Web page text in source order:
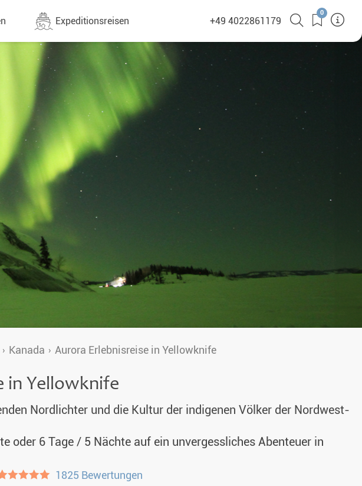
zu Hütte
Expeditionsreisen
Alle Expeditionen (380)
Expeditionensreisen
Antarktis Reisen
Arktis Reisen
Planung & Infos
+49 4022861179
0
Kanada Aurora Erlebnisreise in Yellowknife
in Yellowknife
Nordlichter und die Kultur der indigenen Völker der Nordwest-
oder 6 Tage / 5 Nächte auf ein unvergessliches Abenteuer in
1825 Bewertungen